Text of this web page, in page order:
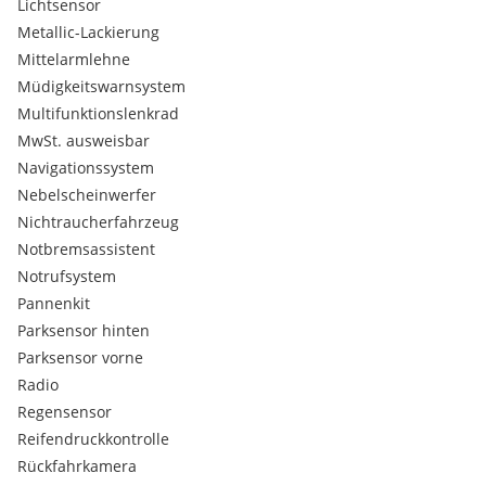
SATIN DARK GREY
Lenkrad, beheizbar
Metalliclackierung
Nebelscheinwerfer
Nebelscheinwerfer vorne
Scheinwerferreinigungsanlage
Vordersitze: 14-fach verstellbar (12-fach elektrisch), beheizbar
WINTER PAKET
Lichtsensor
Metallic-Lackierung
Mittelarmlehne
Müdigkeitswarnsystem
Multifunktionslenkrad
MwSt. ausweisbar
Navigationssystem
Nebelscheinwerfer
Nichtraucherfahrzeug
Notbremsassistent
Notrufsystem
Pannenkit
Parksensor hinten
Parksensor vorne
Radio
Regensensor
Reifendruckkontrolle
Rückfahrkamera